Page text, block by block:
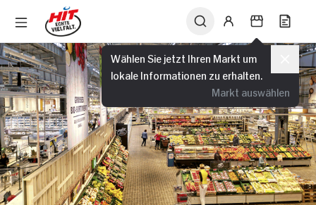
Wählen Sie jetzt Ihren Markt um
lokale Informationen zu erhalten.
Markt auswählen